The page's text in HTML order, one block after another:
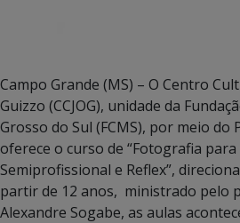
Campo Grande (MS) – O Centro
Guizzo (CCJOG), unidade da
Grosso do Sul (FCMS), por meio do
oferece o curso de “Fotografia para
Semiprofissional e Reflex”,
partir de 12 anos, ministrado pelo
Alexandre Sogabe, as aulas